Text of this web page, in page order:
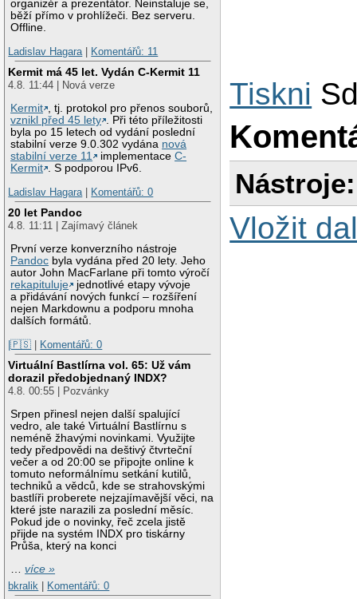
organizér a prezentátor. Neinstaluje se,
běží přímo v prohlížeči. Bez serveru.
Offline.
Ladislav Hagara | Komentářů: 11
Kermit má 45 let. Vydán C-Kermit 11
4.8. 11:44 | Nová verze
Kermit , tj. protokol pro přenos souborů,
vznikl před 45 lety . Při této příležitosti
byla po 15 letech od vydání poslední
stabilní verze 9.0.302 vydána nová
stabilní verze 11
implementaceC-
Kermit . S podporou IPv6.
Ladislav Hagara | Komentářů: 0
20 let Pandoc
4.8. 11:11 | Zajímavý článek
První verze konverzního nástroje
Pandoc byla vydána před 20 lety. Jeho
autor John MacFarlane při tomto výročí
rekapituluje
jednotlivé etapy vývoje
a přidávání nových funkcí – rozšíření
nejen Markdownu a podporu mnoha
dalších formátů.
|🇵🇸 | Komentářů: 0
Virtuální Bastlírna vol. 65: Už vám
dorazil předobjednaný INDX?
4.8. 00:55 | Pozvánky
Srpen přinesl nejen další spalující
vedro, ale také Virtuální Bastlírnu s
neméně žhavými novinkami. Využijte
tedy předpovědi na deštivý čtvrteční
večer a od 20:00 se připojte online k
tomuto neformálnímu setkání kutilů,
techniků a vědců, kde se strahovskými
bastlíři proberete nejzajímavější věci, na
které jste narazili za poslední měsíc.
Pokud jde o novinky, řeč zcela jistě
přijde na systém INDX pro tiskárny
Průša, který na konci
…více »
bkralik
Komentářů: 0
Tiskni
Nástroje:
Vložit